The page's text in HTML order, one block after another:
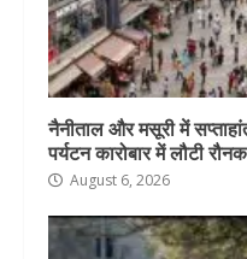
नैनीताल और मसूरी में
पर्यटन कारोबार में लौटी रौनक
August 6, 2026